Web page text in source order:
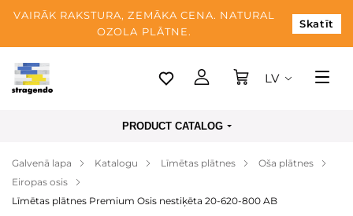
VAIRĀK RAKSTURA, ZEMĀKA CENA. NATURAL
OZOLA PLĀTNE.
Skatīt
Tallina
Apmaksa
Par mums
LV
PRODUCT CATALOG
Galvenā lapa Katalogu Līmētas plātnes
Oša plātnes
Eiropas osis
Līmētas plātnes Premium Osis nestiķēta 20-620-800 AB